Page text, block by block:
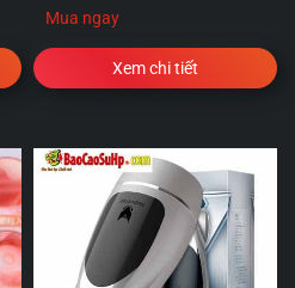
Mua ngay
Xem chi tiết